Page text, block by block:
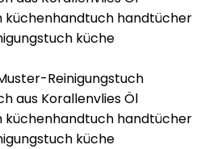
Reinigungstuch
aus Korallenvlies Öl
küchenhandtuch handtücher
küche